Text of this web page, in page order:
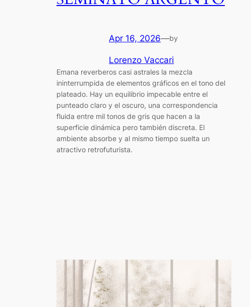
Apr 16, 2026—by
Lorenzo Vaccari
Emana reverberos casi astrales la mezcla
ininterrumpida de elementos gráficos en el tono del
plateado. Hay un equilibrio impecable entre el
punteado claro y el oscuro, una correspondencia
fluida entre mil tonos de gris que hacen a la
superficie dinámica pero también discreta. El
ambiente absorbe y al mismo tiempo suelta un
atractivo retrofuturista.